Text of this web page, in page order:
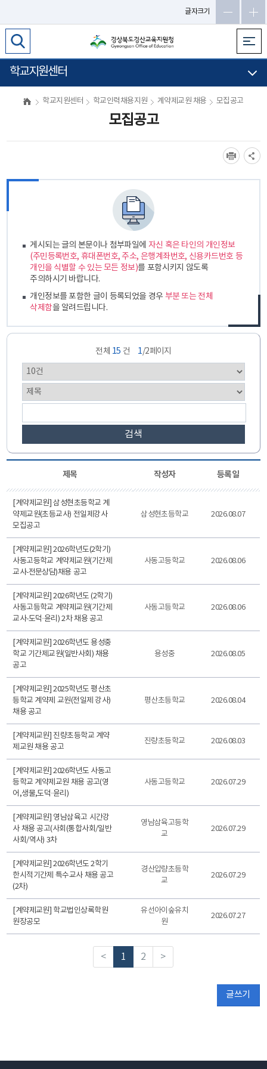
글자크기
학교지원센터
학교지원센터 학교인력채용지원 계약제교원 채용 모집공고
모집공고
게시되는 글의 본문이나 첨부파일에 자신 혹은 타인의 개인정보
(주민등록번호, 휴대폰번호, 주소, 은행계좌번호, 신용카드번호 등
개인을 식별할 수 있는 모든 정보)를 포함시키지 않도록
주의하시기 바랍니다.
개인정보를 포함한 글이 등록되었을 경우 부분 또는 전체
삭제함을 알려드립니다.
전체 15 건 1/2페이지
검색
제목 작성자 등록일
[계약제교원] 삼성현초등학교 계
약제교원(초등교사) 전일제강사
모집공고
삼성현초등학교 2026.08.07
[계약제교원] 2026학년도(2학기)
사동고등학교 계약제교원(기간제
교사-전문상담)채용 공고
사동고등학교 2026.08.06
[계약제교원] 2026학년도 (2학기)
사동고등학교 계약제교원(기간제
교사-도덕·윤리) 2차 채용 공고
사동고등학교 2026.08.06
[계약제교원] 2026학년도 용성중
학교 기간제교원(일반사회) 채용
공고
용성중 2026.08.05
[계약제교원] 2025학년도 평산초
등학교 계약제 교원(전일제 강사)
채용 공고
평산초등학교 2026.08.04
[계약제교원] 진량초등학교 계약
제교원 채용 공고
진량초등학교 2026.08.03
[계약제교원] 2026학년도 사동고
등학교 계약제교원 채용 공고(영
어,생물,도덕·윤리)
사동고등학교 2026.07.29
[계약제교원] 영남삼육고 시간강
사 채용 공고(사회(통합사회/일반
사회/역사) 3차
영남삼육고등학
교
2026.07.29
[계약제교원] 2026학년도 2학기
한시적기간제 특수교사 채용 공고
(2차)
경산압량초등학
교
2026.07.29
[계약제교원] 학교법인상록학원
원장공모
유선아이숲유치
원
2026.07.27
< 1 2 >
글쓰기